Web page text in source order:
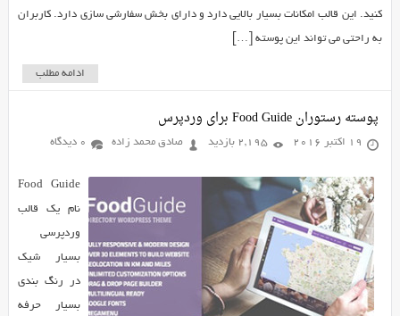
کنید. این قالب امکانات بسیار بالایی دارد و دارای بخش سفارشی سازی دارد. کاربران
به راحتی می تواند این پوسته […]
ادامه مطلب
پوسته رستوران Food Guide برای وردپرس
19 اکتبر 2016 2,195 بازدید صادق محمد زاده 0 دیدگاه
Food Guide
نام یک قالب
وردپرسی
بسیار شیک
در رنگ بندی
بسیار حرفه